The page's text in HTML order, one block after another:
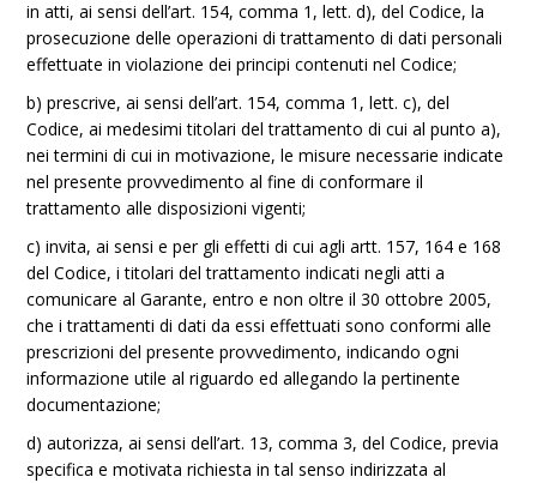
in atti, ai sensi dell’art. 154, comma 1, lett. d), del Codice, la
prosecuzione delle operazioni di trattamento di dati personali
effettuate in violazione dei principi contenuti nel Codice;
b) prescrive, ai sensi dell’art. 154, comma 1, lett. c), del
Codice, ai medesimi titolari del trattamento di cui al punto a),
nei termini di cui in motivazione, le misure necessarie indicate
nel presente provvedimento al fine di conformare il
trattamento alle disposizioni vigenti;
c) invita, ai sensi e per gli effetti di cui agli artt. 157, 164 e 168
del Codice, i titolari del trattamento indicati negli atti a
comunicare al Garante, entro e non oltre il 30 ottobre 2005,
che i trattamenti di dati da essi effettuati sono conformi alle
prescrizioni del presente provvedimento, indicando ogni
informazione utile al riguardo ed allegando la pertinente
documentazione;
d) autorizza, ai sensi dell’art. 13, comma 3, del Codice, previa
specifica e motivata richiesta in tal senso indirizzata al